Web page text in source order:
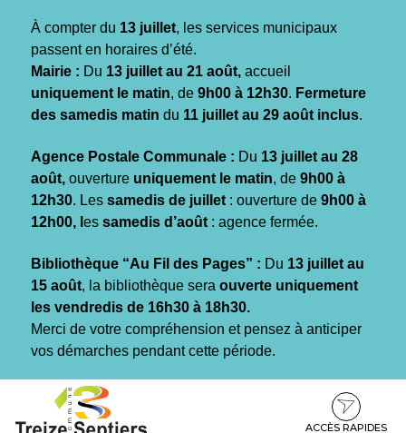
À compter du 13 juillet, les services municipaux
passent en horaires d’été.
Mairie : Du 13 juillet au 21 août, accueil
uniquement le matin, de 9h00 à 12h30. Fermeture
des samedis matin du 11 juillet au 29 août inclus.
Agence Postale Communale : Du 13 juillet au 28
août, ouverture uniquement le matin, de 9h00 à
12h30. Les samedis de juillet : ouverture de 9h00 à
12h00, l es samedis d’août : agence fermée.
Bibliothèque “Au Fil des Pages” : Du 13 juillet au
15 août, la bibliothèque sera ouverte uniquement
les vendredis de 16h30 à 18h30.
Merci de votre compréhension et pensez à anticiper
vos démarches pendant cette période.
contenu
pied
ACCÈS RAPIDES